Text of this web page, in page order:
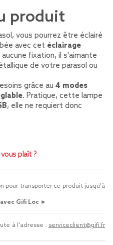
produit
vous pourrez être éclairé
avec cet éclairage
fixation, il s'aimante
de votre parasol ou
grâce au 4 modes
. Pratique, cette lampe
, elle ne requiert donc
plaît ?
pour transporter ce produit jusqu'à
Gifi Loc ►
à l'adresse : serviceclient@gifi.fr